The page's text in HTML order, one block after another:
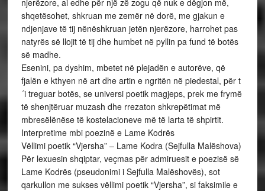
njerëzore, ai edhe për një zë zogu që nuk e dëgjon më,
shqetësohet, shkruan me zemër në dorë, me gjakun e
ndjenjave të tij nënëshkruan jetën njerëzore, harrohet pas
natyrës së llojit të tij dhe humbet në pyllin pa fund të botës
së madhe.
Esenini, pa dyshim, mbetet në plejadën e autorëve, që
fjalën e kthyen në art dhe artin e ngritën në piedestal, për t
´i treguar botës, se universi poetik magjeps, prek me frymë
të shenjtëruar muzash dhe rrezaton shkrepëtimat më
mbresëlënëse të kostelacioneve më të larta të shpirtit.
Interpretime mbi poezinë e Lame Kodrës
Vëllimi poetik “Vjersha” – Lame Kodra (Sejfulla Malëshova)
Për lexuesin shqiptar, veçmas për admiruesit e poezisë së
Lame Kodrës (pseudonimi i Sejfulla Malëshovës), sot
qarkullon me sukses vëllimi poetik “Vjersha”, si faksimile e